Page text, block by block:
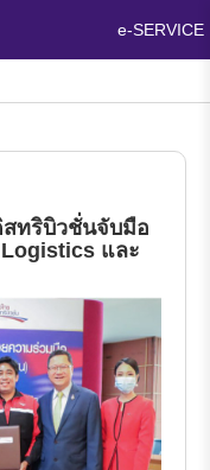
e-SERVICE
ทริบิวชั่นจับมือ
และ